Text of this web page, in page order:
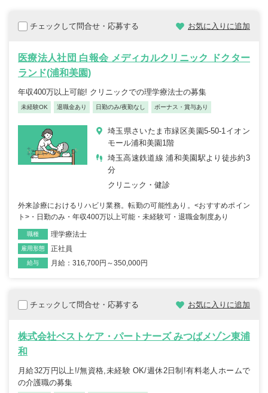
チェックして問合せ・応募する お気に入りに追加
医療法人社団 白報会 メディカルクリニック ドクター
ランド(浦和美園)
年収400万以上可能! クリニックでの理学療法士の募集
未経験OK 退職金あり 日勤のみ/夜勤なし ボーナス・賞与あり
埼玉県さいたま市緑区美園5-50-1イオン
モール浦和美園1階
埼玉高速鉄道線 浦和美園駅より徒歩約3
分
クリニック・健診
外来診療におけるリハビリ業務。転勤の可能性あり。<おすすめポイン
ト>・日勤のみ・年収400万以上可能・未経験可・退職金制度あり
職種 理学療法士
雇用形態 正社員
給与 月給：316,700円～350,000円
チェックして問合せ・応募する お気に入りに追加
株式会社ベストケア・パートナーズ みつばメゾン東浦
和
月給32万円以上!/無資格,未経験 OK/週休2日制!有料老人ホームで
の介護職の募集